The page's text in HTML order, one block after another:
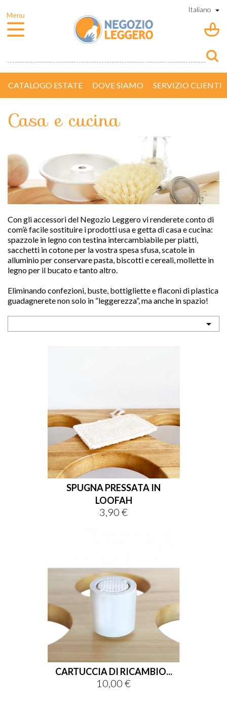


CATALOGO ESTATE DOVE SIAMO SERVIZIO CLIENTI
Casa e cucina
Con gli accessori del Negozio Leggero vi renderete conto di
com’è facile sostituire i prodotti usa e getta di casa e cucina:
spazzole in legno con testina intercambiabile per piatti,
sacchetti in cotone per la vostra spesa sfusa, scatole in
alluminio per conservare pasta, biscotti e cereali, mollette in
legno per il bucato e tanto altro.
Eliminando confezioni, buste, bottigliette e flaconi di plastica
guadagnerete non solo in “leggerezza”, ma anche in spazio!

SPUGNA PRESSATA IN
LOOFAH
Prezzo
3,90 €
CARTUCCIA DI RICAMBIO...
Prezzo
10,00 €